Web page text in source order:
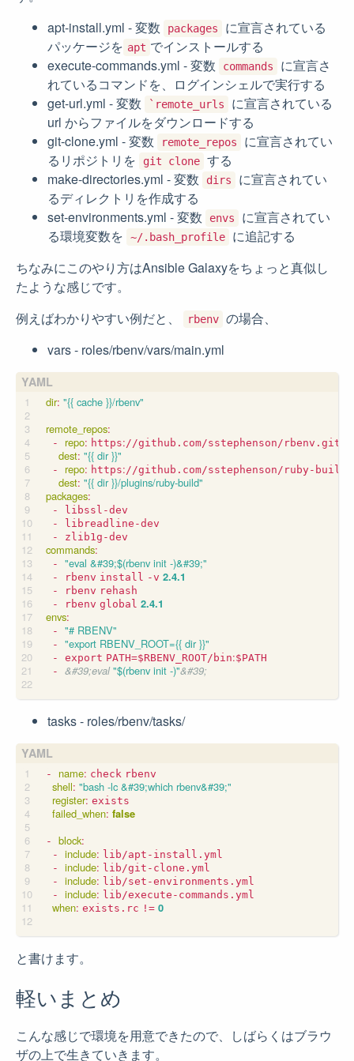
apt-install.yml - 変数
packages
に宣言されている
パッケージを apt でインストールする
execute-commands.yml - 変数
commands
に宣言さ
れているコマンドを、ログインシェルで実行する
get-url.yml - 変数
`remote_urls
に宣言されている
url からファイルをダウンロードする
git-clone.yml - 変数
remote_repos
に宣言されてい
るリポジトリを
git clone する
make-directories.yml - 変数
dirs
に宣言されてい
るディレクトリを作成する
set-environments.yml - 変数
envs
に宣言されてい
る環境変数を
~/.bash_profile
に追記する
ちなみにこのやり方はAnsible Galaxyをちょっと真似し
たような感じです。
例えばわかりやすい例だと、
rbenv の場合、
vars - roles/rbenv/vars/main.yml
dir: "{{ cache }}/rbenv"
remote_repos:
- repo: https://github.com/sstephenson/rbenv.git
dest: "{{ dir }}"
- repo: https://github.com/sstephenson/ruby-
dest: "{{ dir }}/plugins/ruby-build"
packages:
- libssl-dev
- libreadline-dev
- zlib1g-dev
commands:
- "eval &#39;$(rbenv init -)&#39;"
- rbenv install -v 2.4.1
- rbenv rehash
- rbenv global 2.4.1
envs:
- "# RBENV"
- "export RBENV_ROOT={{ dir }}"
- export PATH=$RBENV_ROOT/bin:$PATH
- &#39;eval "$(rbenv init -)"&#39;
tasks - roles/rbenv/tasks/
- name: check rbenv
shell: "bash -lc &#39;which rbenv&#39;"
register: exists
failed_when: false
- block:
- include: lib/apt-install.yml
- include: lib/git-clone.yml
- include: lib/set-environments.yml
- include: lib/execute-commands.yml
when: exists.rc != 0
と書けます。
軽いまとめ
こんな感じで環境を用意できたので、しばらくはブラウ
ザの上で生きていきます。